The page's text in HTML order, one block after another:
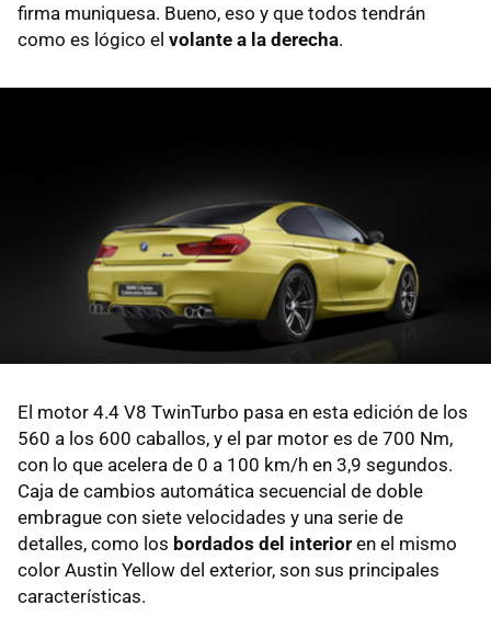
firma muniquesa. Bueno, eso y que todos tendrán
como es lógico el volante a la derecha.
El motor 4.4 V8 TwinTurbo pasa en esta edición de los
560 a los 600 caballos, y el par motor es de 700 Nm,
con lo que acelera de 0 a 100 km/h en 3,9 segundos.
Caja de cambios automática secuencial de doble
embrague con siete velocidades y una serie de
detalles, como los bordados del interior en el mismo
color Austin Yellow del exterior, son sus principales
características.